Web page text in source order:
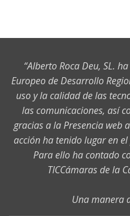
“Alberto Roca Deu, SL.
Europeo de Desarrollo
uso y la calidad de las
las comunicaciones, así
gracias a la Presencia web
acción ha tenido lugar en
Para ello ha contado
TICCámaras de la
Una manera